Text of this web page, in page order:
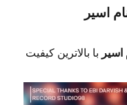
اسیر
اسیر با بالاترین کیفیت